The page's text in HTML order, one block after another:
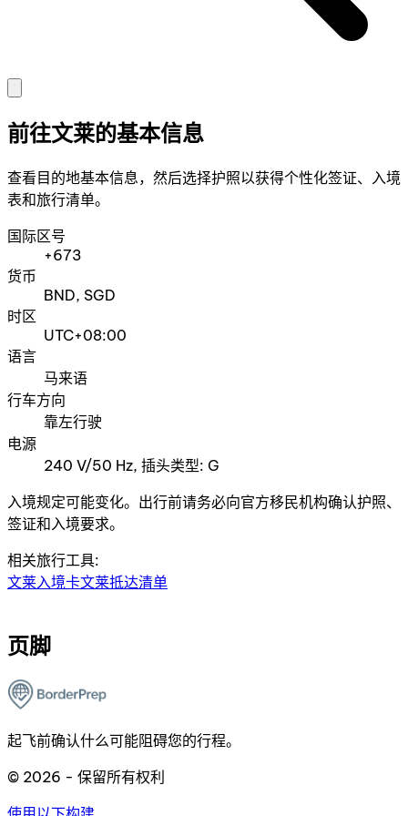
前往文莱的基本信息
查看目的地基本信息，然后选择护照以获得个性化签证、入境
表和旅行清单。
国际区号
+673
货币
BND, SGD
时区
UTC+08:00
语言
马来语
行车方向
靠左行驶
电源
240 V/50 Hz, 插头类型: G
入境规定可能变化。出行前请务必向官方移民机构确认护照、
签证和入境要求。
相关旅行工具:
文莱入境卡文莱抵达清单
页脚
起飞前确认什么可能阻碍您的行程。
© 2026 - 保留所有权利